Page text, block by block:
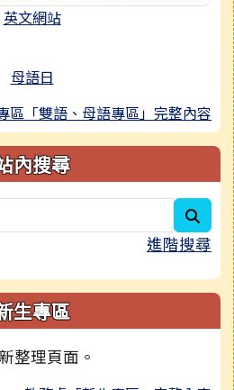
英文網站
母語日
區「雙語、母語專區」完整內容
內搜尋
進階搜尋
生專區
整理頁面。